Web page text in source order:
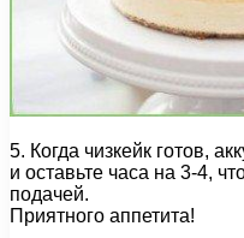
5. Когда чизкейк готов,
и оставьте часа на 3-4,
подачей.
Приятного аппетита!